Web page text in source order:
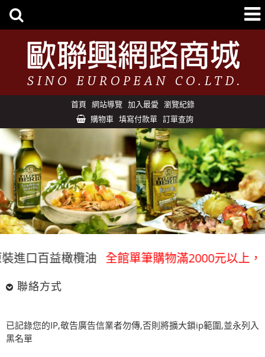
首頁 網站導覽 加入最愛 瀏覽紀錄
購物車 填寫付款單 訂單查詢
口百益橄欖油 全館單筆購物滿2000元以上，
聯絡方式
已記錄您的IP,敬告廣告信業者勿傳,否則將擴大鎖ip範圍,並永列入
黑名單